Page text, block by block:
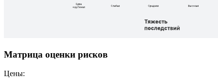
Матрица оценки рисков
Цены: